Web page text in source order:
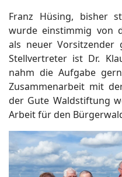
Franz Hüsing, bisher
wurde einstimmig von
als neuer Vorsitzender
Stellvertreter ist Dr.
nahm die Aufgabe
Zusammenarbeit mit
der Gute Waldstiftung
Arbeit für den